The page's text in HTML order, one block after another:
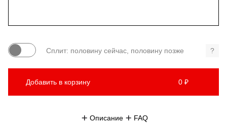
Сплит: половину сейчас, половину позже ?
Добавить в корзину 0 ₽
Описание FAQ